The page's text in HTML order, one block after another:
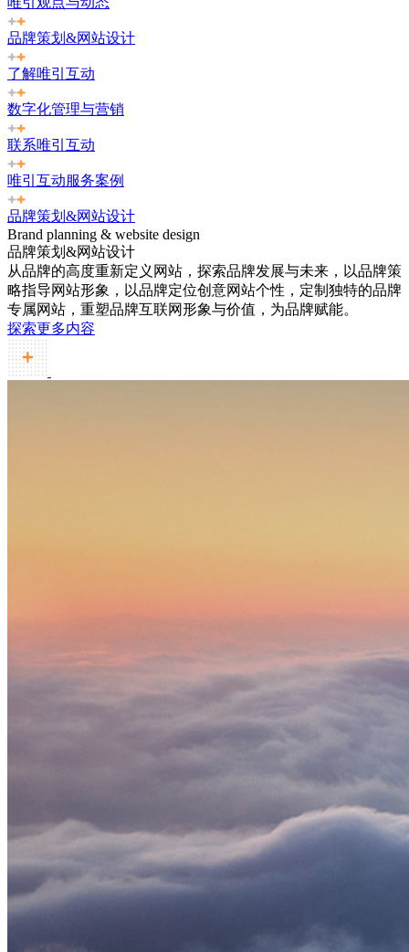
品牌策划&网站设计
了解唯引互动
数字化管理与营销
联系唯引互动
唯引互动服务案例
品牌策划&网站设计
Brand planning & website design
品牌策划&网站设计
从品牌的高度重新定义网站，探索品牌发展与未来，以品牌策
略指导网站形象，以品牌定位创意网站个性，定制独特的品牌
专属网站，重塑品牌互联网形象与价值，为品牌赋能。
探索更多内容